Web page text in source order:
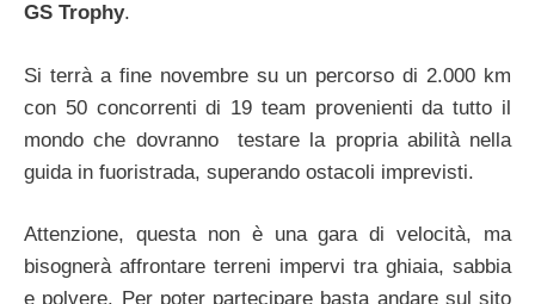
GS Trophy.
Si terrà a fine novembre su un percorso di 2.000 km
con 50 concorrenti di 19 team provenienti da tutto il
mondo che dovranno testare la propria abilità nella
guida in fuoristrada, superando ostacoli imprevisti.
Attenzione, questa non è una gara di velocità, ma
bisognerà affrontare terreni impervi tra ghiaia, sabbia
e polvere. Per poter partecipare basta andare sul sito